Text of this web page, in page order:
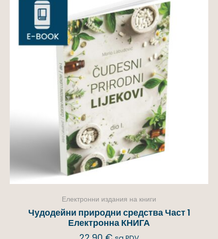
Електронни издания на книги
Чудодейни природни средства Част 1
Електронна КНИГА